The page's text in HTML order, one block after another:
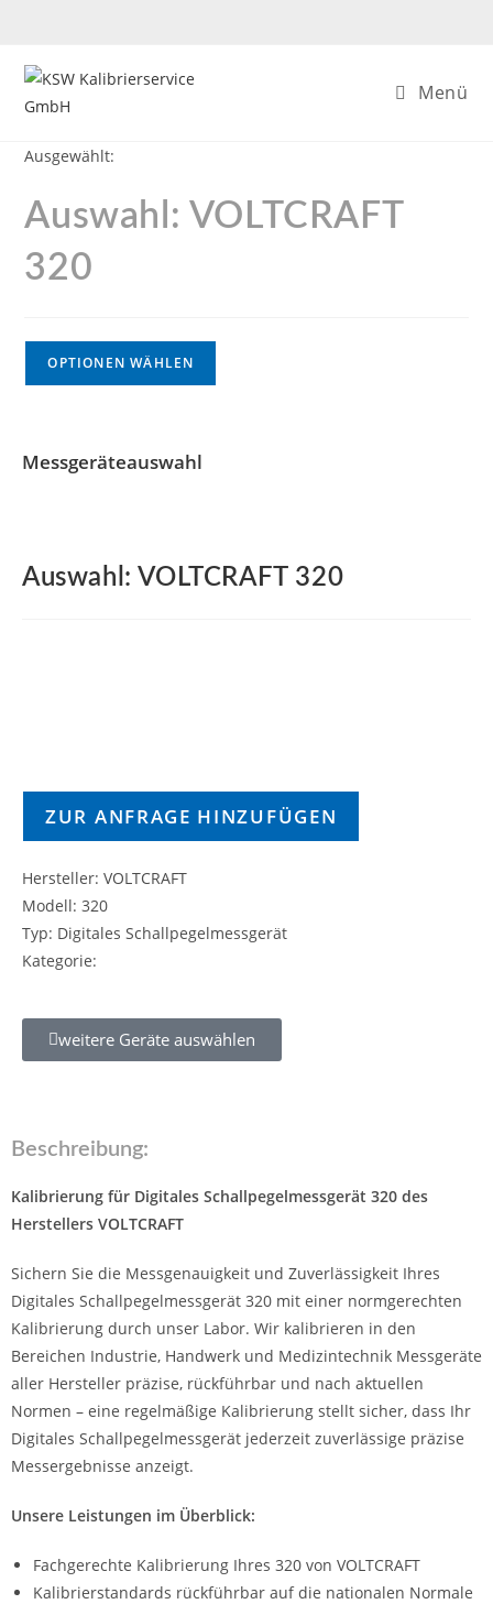
Menü
Ausgewählt:
Auswahl: VOLTCRAFT
320
OPTIONEN WÄHLEN
Messgeräteauswahl
Auswahl: VOLTCRAFT 320
ZUR ANFRAGE HINZUFÜGEN
Hersteller: VOLTCRAFT
Modell: 320
Typ: Digitales Schallpegelmessgerät
Kategorie:
weitere Geräte auswählen
Beschreibung:
Kalibrierung für Digitales Schallpegelmessgerät 320 des
Herstellers VOLTCRAFT
Sichern Sie die Messgenauigkeit und Zuverlässigkeit Ihres
Digitales Schallpegelmessgerät 320 mit einer normgerechten
Kalibrierung durch unser Labor. Wir kalibrieren in den
Bereichen Industrie, Handwerk und Medizintechnik Messgeräte
aller Hersteller präzise, rückführbar und nach aktuellen
Normen – eine regelmäßige Kalibrierung stellt sicher, dass Ihr
Digitales Schallpegelmessgerät jederzeit zuverlässige präzise
Messergebnisse anzeigt.
Unsere Leistungen im Überblick:
Fachgerechte Kalibrierung Ihres 320 von VOLTCRAFT
Kalibrierstandards rückführbar auf die nationalen Normale